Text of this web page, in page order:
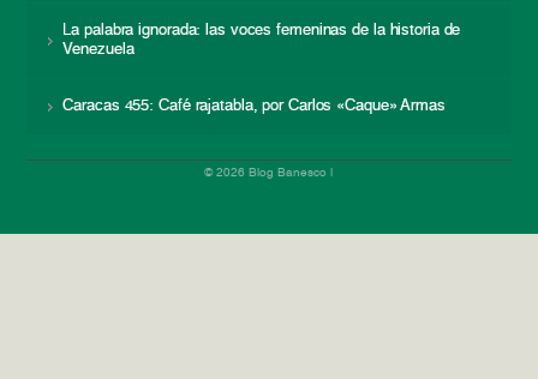
La palabra ignorada: las voces femeninas de la historia de
Venezuela
Caracas 455: Café rajatabla, por Carlos «Caque» Armas
© 2026 Blog Banesco |